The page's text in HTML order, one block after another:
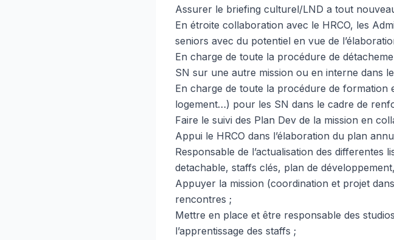
Assurer le briefing culturel/LND a tout
En étroite collaboration avec le HRCO, les
seniors avec du potentiel en vue de
En charge de toute la procédure de
SN sur une autre mission ou en interne dans
En charge de toute la procédure de formation
logement…) pour les SN dans le cadre de
Faire le suivi des Plan Dev de la mission en
Appui le HRCO dans l’élaboration du plan
Responsable de l’actualisation des differentes
detachable, staffs clés, plan de
Appuyer la mission (coordination et projet
rencontres ;
Mettre en place et être responsable des
l’apprentissage des staffs ;